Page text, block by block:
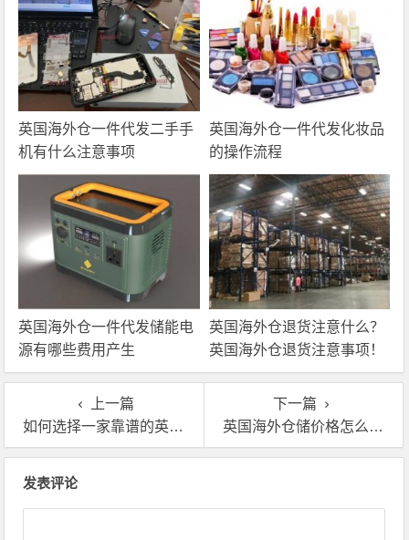
英国海外仓一件代发二手手
机有什么注意事项
英国海外仓一件代发化妆品
的操作流程
英国海外仓一件代发储能电
源有哪些费用产生
英国海外仓退货注意什么？
英国海外仓退货注意事项！
上一篇
如何选择一家靠谱的英国海外仓储服务公司？海外仓一件代发
下一篇
英国海外仓储价格怎么收费? 附最新英国海外仓价格表
发表评论